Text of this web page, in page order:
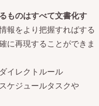
ものはすべて文書化す
報をより把握すればする
に再現することができま
イレクトルール
ケジュールタスクや